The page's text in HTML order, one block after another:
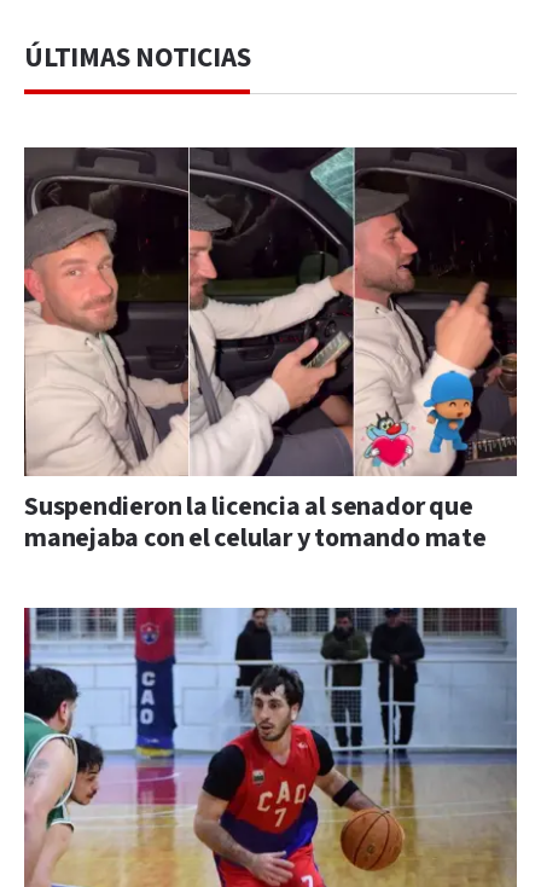
ÚLTIMAS NOTICIAS
Suspendieron la licencia al senador que
manejaba con el celular y tomando mate